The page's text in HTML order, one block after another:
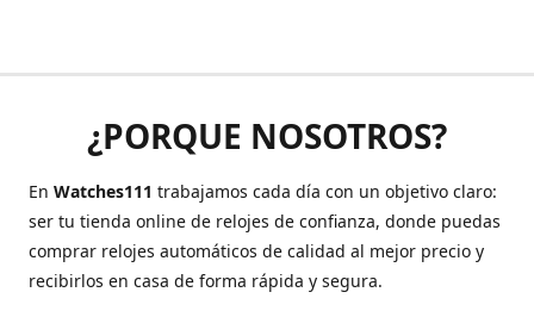
¿PORQUE NOSOTROS?
En Watches111 trabajamos cada día con un objetivo claro:
ser tu tienda online de relojes de confianza, donde puedas
comprar relojes automáticos de calidad al mejor precio y
recibirlos en casa de forma rápida y segura.